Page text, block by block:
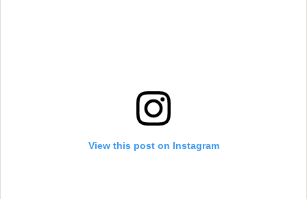
View this post on Instagram